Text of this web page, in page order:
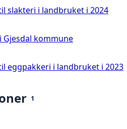
slakteri i landbruket i 2024
Gjesdal kommune
eggpakkeri i landbruket i 2023
1